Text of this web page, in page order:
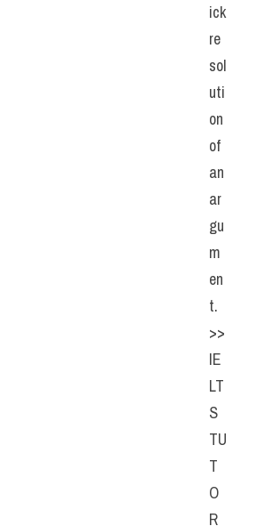
ick
re
sol
uti
on
of
an
ar
gu
m
en
t.
>>
IE
LT
S
TU
T
O
R